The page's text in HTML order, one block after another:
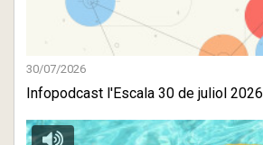
30/07/2026
Infopodcast l'Escala 30 de juliol 2026